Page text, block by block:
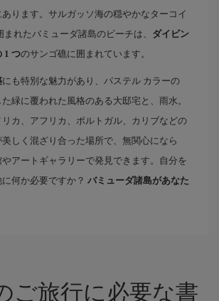
あります。サルガッソ海の穏やかなターコイ
まれたバミューダ諸島のビーチは、 ダイビン
1 つのサンゴ礁に囲まれています。
にも特別な魅力があり、パステル カラーの
緑に覆われた風格のある大邸宅と、雨水。
カ、アフリカ、ポルトガル、カリブなどの
しく混ざり合った場所で、無関心になら
アートギャラリーで発見できます。自分を
何か必要ですか？ バミューダ諸島があなた
ご旅行に必要な書